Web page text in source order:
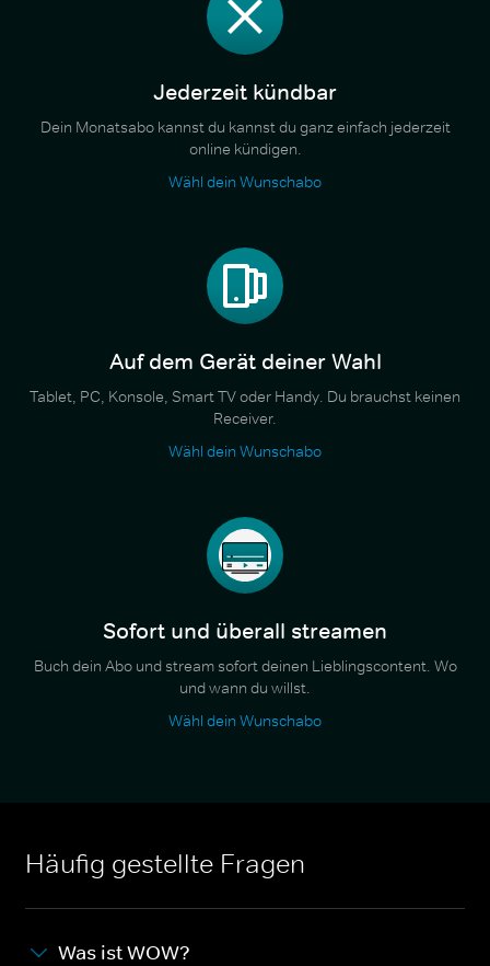
Jederzeit kündbar
Dein Monatsabo kannst du kannst du ganz einfach jederzeit
online kündigen.
Wähl dein Wunschabo
Auf dem Gerät deiner Wahl
Tablet, PC, Konsole, Smart TV oder Handy. Du brauchst keinen
Receiver.
Wähl dein Wunschabo
Sofort und überall streamen
Buch dein Abo und stream sofort deinen Lieblingscontent. Wo
und wann du willst.
Wähl dein Wunschabo
Häufig gestellte Fragen
Was ist WOW?